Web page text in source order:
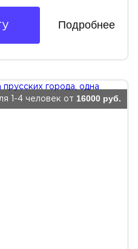
Подробнее
1-4 человек от 16000 руб.